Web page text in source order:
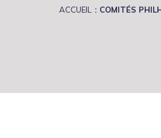
ACCUEIL COMITÉS